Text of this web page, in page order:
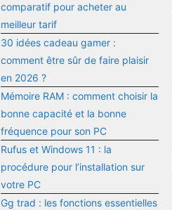
comparatif pour acheter au
meilleur tarif
30 idées cadeau gamer :
comment être sûr de faire plaisir
en 2026 ?
Mémoire RAM : comment choisir la
bonne capacité et la bonne
fréquence pour son PC
Rufus et Windows 11 : la
procédure pour l’installation sur
votre PC
Gg trad : les fonctions essentielles